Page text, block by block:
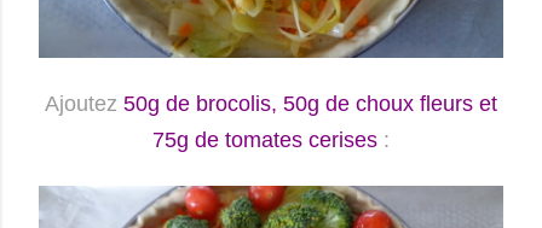
Ajoutez 50g de brocolis, 50g de choux fleurs et
75g de tomates cerises :